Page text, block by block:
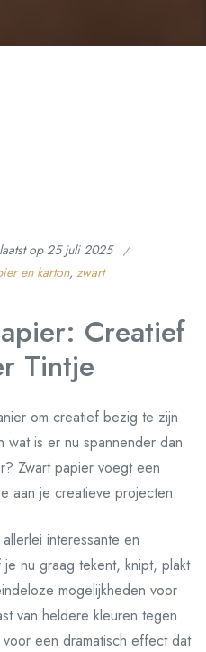
op25 juli 2025
en karton, zwart
Creatief
Tintje
om creatief bezig te zijn
wat is er nu spannender dan
Zwart papier voegt een
aan je creatieve projecten.
interessante en
nu graag tekent, knipt, plakt
mogelijkheden voor
van heldere kleuren tegen
een dramatisch effect dat